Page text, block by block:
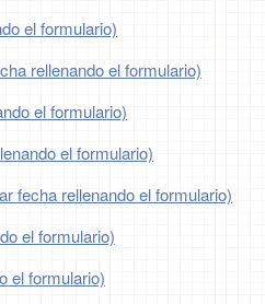
el formulario)
rellenando el formulario)
el formulario)
el formulario)
fecha rellenando el formulario)
el formulario)
el formulario)